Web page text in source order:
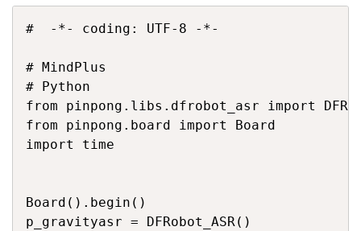
#  -*- coding: UTF-8 -*-
# MindPlus
# Python
from pinpong.libs.dfrobot_asr import
from pinpong.board import Board
import time
Board().begin()
p_gravityasr = DFRobot_ASR()